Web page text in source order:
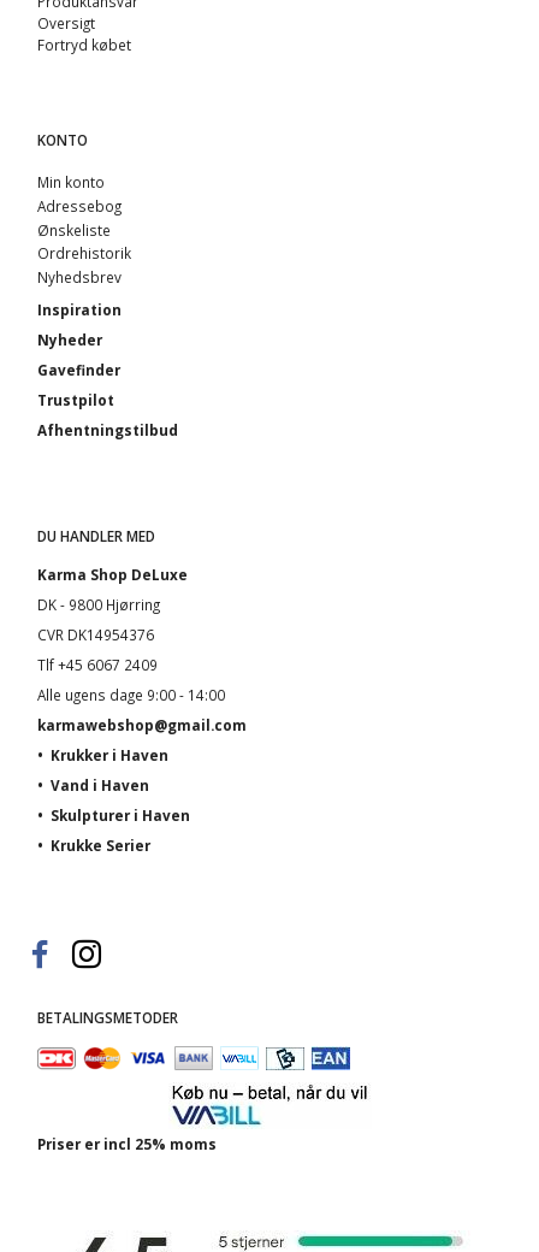
Oversigt
Fortryd købet
KONTO
Min konto
Adressebog
Ønskeliste
Ordrehistorik
Nyhedsbrev
Inspiration
Nyheder
Gavefinder
Trustpilot
Afhentningstilbud
DU HANDLER MED
Karma Shop DeLuxe
DK - 9800 Hjørring
CVR DK14954376
Tlf +45 6067 2409
Alle ugens dage 9:00 - 14:00
karmawebshop@gmail.com
• Krukker i Haven
• Vand i Haven
• Skulpturer i Haven
• Krukke Serier
BETALINGSMETODER
Priser er incl 25% moms